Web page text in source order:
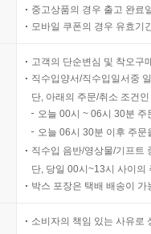
중고상품의 경우 출고 완료
모바일 쿠폰의 경우 유효기
고객의 단순변심 및 착오구
직수입양서/직수입일서중
단, 아래의 주문/취소 조건
오늘 00시 ~ 06시 30분
오늘 06시 30분 이후 주
직수입 음반/영상물/기프트
단, 당일 00시~13시 사이의
박스 포장은 택배 배송이
소비자의 책임 있는 사유로